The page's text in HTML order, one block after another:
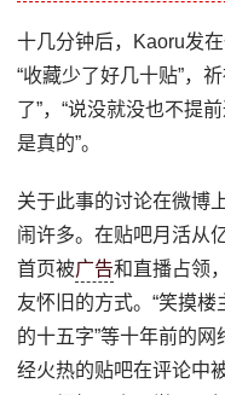
十几分钟后，Kaoru发
“收藏少了好几十贴”，
了”，“说没就没也不提
是真的”。
关于此事的讨论在微博
闹许多。在贴吧月活从
首页被广告和直播占领
友怀旧的方式。“笑摸楼
的十五字”等十年前的
经火热的贴吧在评论中